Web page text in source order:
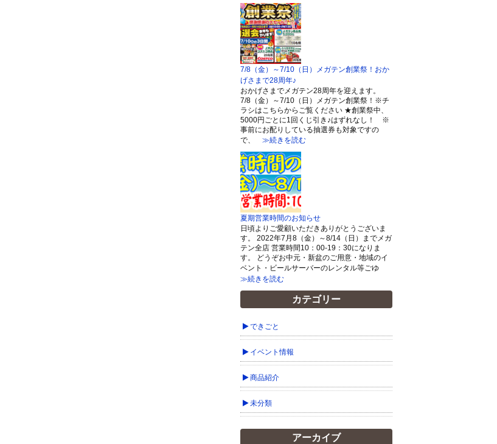
7/8（金）～7/10（日）メガテン創業祭！おか
げさまで28周年♪
おかげさまでメガテン28周年を迎えます。
7/8（金）～7/10（日）メガテン創業祭！※チ
ラシはこちらからご覧ください ★創業祭中、
5000円ごとに1回くじ引き♪はずれなし！ ※
事前にお配りしている抽選券も対象ですの
で、
≫続きを読む
夏期営業時間のお知らせ
日頃よりご愛顧いただきありがとうございま
す。 2022年7月8（金）～8/14（日）までメガ
テン全店 営業時間10：00-19：30になりま
す。 どうぞお中元・新盆のご用意・地域のイ
ベント・ビールサーバーのレンタル等ごゆ
≫続きを読む
カテゴリー
できごと
イベント情報
商品紹介
未分類
アーカイブ